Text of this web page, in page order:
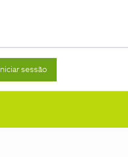
Iniciar sessão